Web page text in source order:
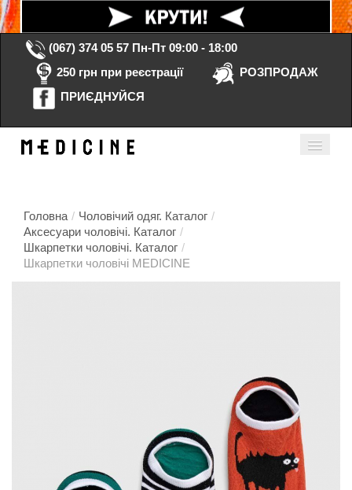
(067) 374 05 57 Пн-Пт 09:00 - 18:00
250 грн при реєстрації
РОЗПРОДАЖ
ПРИЄДНУЙСЯ
Головна
Головна / Чоловічий одяг. Каталог /
Аксесуари чоловічі. Каталог /
Шкарпетки чоловічі. Каталог /
Шкарпетки чоловічі MEDICINE